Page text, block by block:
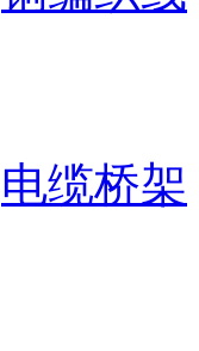
电缆桥架